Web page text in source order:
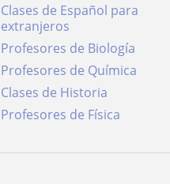
Clases de Español para
extranjeros
Profesores de Biología
Profesores de Química
Clases de Historia
Profesores de Física